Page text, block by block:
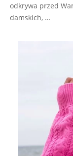
odkrywa przed
damskich, …